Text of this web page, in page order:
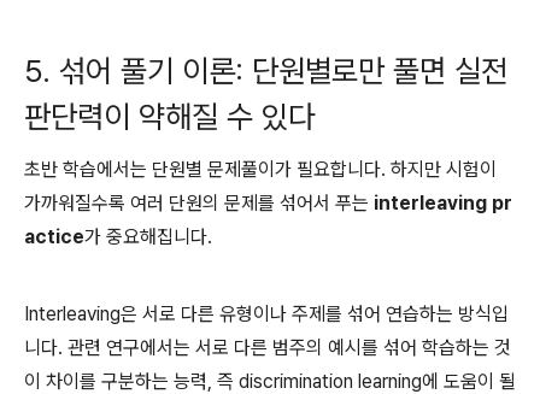
5. 섞어 풀기 이론: 단원별로만 풀면 실전
판단력이 약해질 수 있다
초반 학습에서는 단원별 문제풀이가 필요합니다. 하지만 시험이
가까워질수록 여러 단원의 문제를 섞어서 푸는 interleaving pr
actice가 중요해집니다.
Interleaving은 서로 다른 유형이나 주제를 섞어 연습하는 방식입
니다. 관련 연구에서는 서로 다른 범주의 예시를 섞어 학습하는 것
이 차이를 구분하는 능력, 즉 discrimination learning에 도움이 될